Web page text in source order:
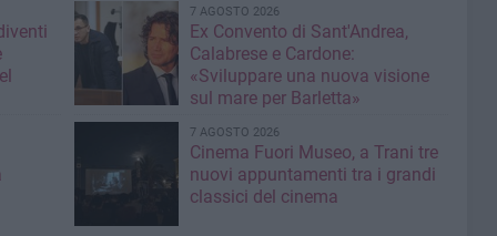
7 AGOSTO 2026
Ex Convento di Sant'Andrea,
Calabrese e Cardone:
«Sviluppare una nuova visione
sul mare per Barletta»
7 AGOSTO 2026
Cinema Fuori Museo, a Trani tre
nuovi appuntamenti tra i grandi
classici del cinema